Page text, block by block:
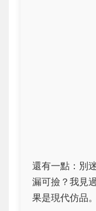
還有一點：別
漏可撿？我見
果是現代仿品